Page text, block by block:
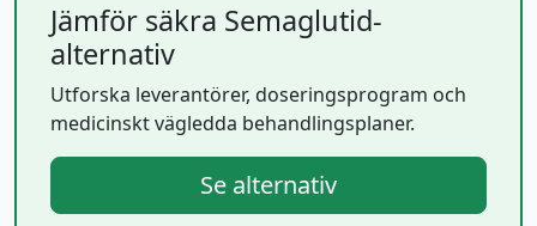
Jämför säkra Semaglutid-
alternativ
Utforska leverantörer, doseringsprogram och
medicinskt vägledda behandlingsplaner.
Se alternativ